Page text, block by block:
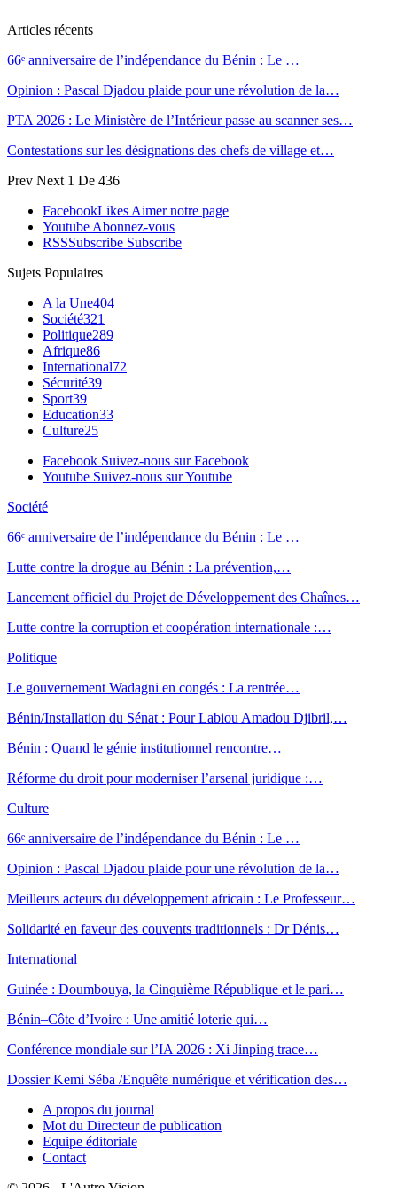
Articles récents
66ᵉ anniversaire de l’indépendance du Bénin : Le …
Opinion : Pascal Djadou plaide pour une révolution de la…
PTA 2026 : Le Ministère de l’Intérieur passe au scanner ses…
Contestations sur les désignations des chefs de village et…
Prev Next 1 De 436
FacebookLikes Aimer notre page
Youtube Abonnez-vous
RSSSubscribe Subscribe
Sujets Populaires
A la Une404
Société321
Politique289
Afrique86
International72
Sécurité39
Sport39
Education33
Culture25
Facebook Suivez-nous sur Facebook
Youtube Suivez-nous sur Youtube
Société
66ᵉ anniversaire de l’indépendance du Bénin : Le …
Lutte contre la drogue au Bénin : La prévention,…
Lancement officiel du Projet de Développement des Chaînes…
Lutte contre la corruption et coopération internationale :…
Politique
Le gouvernement Wadagni en congés : La rentrée…
Bénin/Installation du Sénat : Pour Labiou Amadou Djibril,…
Bénin : Quand le génie institutionnel rencontre…
Réforme du droit pour moderniser l’arsenal juridique :…
Culture
66ᵉ anniversaire de l’indépendance du Bénin : Le …
Opinion : Pascal Djadou plaide pour une révolution de la…
Meilleurs acteurs du développement africain : Le Professeur…
Solidarité en faveur des couvents traditionnels : Dr Dénis…
International
Guinée : Doumbouya, la Cinquième République et le pari…
Bénin–Côte d’Ivoire : Une amitié loterie qui…
Conférence mondiale sur l’IA 2026 : Xi Jinping trace…
Dossier Kemi Séba /Enquête numérique et vérification des…
A propos du journal
Mot du Directeur de publication
Equipe éditoriale
Contact